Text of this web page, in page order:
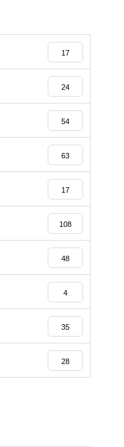
17
24
54
63
17
108
48
4
35
28